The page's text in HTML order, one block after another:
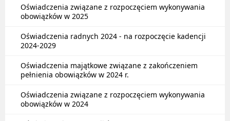
Oświadczenia związane z rozpoczęciem wykonywania
obowiązków w 2025
Oświadczenia radnych 2024 - na rozpoczęcie kadencji
2024-2029
Oświadczenia majątkowe związane z zakończeniem
pełnienia obowiązków w 2024 r.
Oświadczenia związane z rozpoczęciem wykonywania
obowiązków w 2024